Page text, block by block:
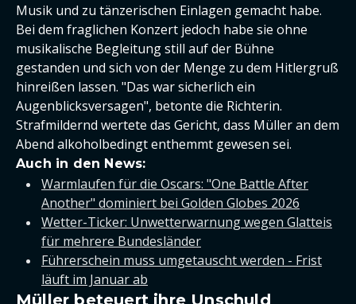
Musik und zu tänzerischen Einlagen gemacht habe.
Bei dem fraglichen Konzert jedoch habe sie ohne
musikalische Begleitung still auf der Bühne
gestanden und sich von der Menge zu dem Hitlergruß
hinreißen lassen. "Das war sicherlich ein
Augenblicksversagen", betonte die Richterin.
Strafmildernd wertete das Gericht, dass Müller an dem
Abend alkoholbedingt enthemmt gewesen sei.
Auch in den News:
Warmlaufen für die Oscars: "One Battle After
Another" dominiert bei Golden Globes 2026
Wetter-Ticker: Unwetterwarnung wegen Glatteis
für mehrere Bundesländer
Führerschein muss umgetauscht werden - Frist
läuft im Januar ab
Müller beteuert ihre Unschuld